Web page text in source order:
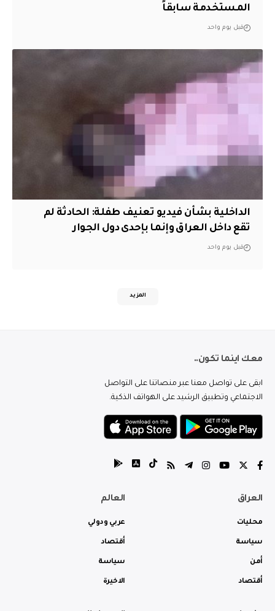
المستخدمة سابقاً
قبل يوم واحد
الداخلية بشأن فيديو تعنيف طفلة: الحادثة لم
تقع داخل العراق وإنما بإحدى دول الجوار
قبل يوم واحد
المزيد
معك اينما تكون..
ابقى على تواصل معنا عبر منصاتنا على التواصل
الاجتماعي وتطبيق الرشيد على الهواتف الذكية.
العراق
محليات
سياسة
أمن
أقتصاد
العالم
عربي ودولي
أقتصاد
سياسة
الاخيرة